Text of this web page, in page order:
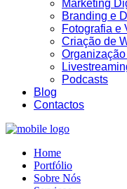
Marketing
Branding e
Fotografia e
Criação de
Podcasts
Blog
Contactos
Home
Portfólio
Sobre Nós